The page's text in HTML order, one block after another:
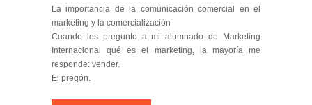
La importancia de la comunicación comercial en el
marketing y la comercialización
Cuando les pregunto a mi alumnado de Marketing
Internacional qué es el marketing, la mayoría me
responde: vender.
El pregón.